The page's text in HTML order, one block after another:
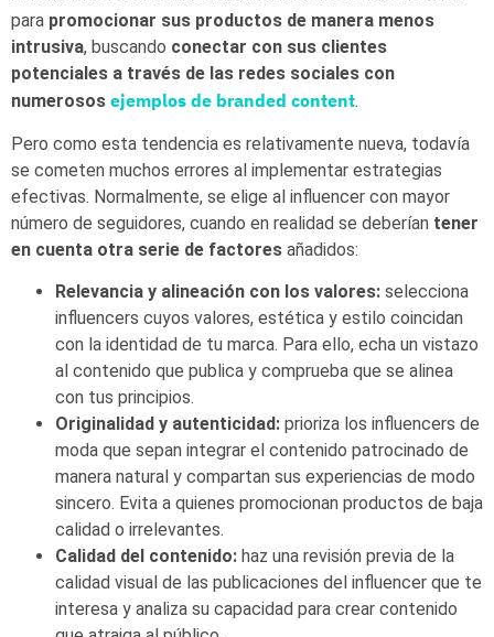
para promocionar sus productos de manera menos
intrusiva, buscando conectar con sus clientes
potenciales a través de las redes sociales con
numerosos ejemplos de branded content.
Pero como esta tendencia es relativamente nueva, todavía
se cometen muchos errores al implementar estrategias
efectivas. Normalmente, se elige al influencer con mayor
número de seguidores, cuando en realidad se deberían tener
en cuenta otra serie de factores añadidos:
Relevancia y alineación con los valores: selecciona
influencers cuyos valores, estética y estilo coincidan
con la identidad de tu marca. Para ello, echa un vistazo
al contenido que publica y comprueba que se alinea
con tus principios.
Originalidad y autenticidad: prioriza los influencers de
moda que sepan integrar el contenido patrocinado de
manera natural y compartan sus experiencias de modo
sincero. Evita a quienes promocionan productos de baja
calidad o irrelevantes.
Calidad del contenido: haz una revisión previa de la
calidad visual de las publicaciones del influencer que te
interesa y analiza su capacidad para crear contenido